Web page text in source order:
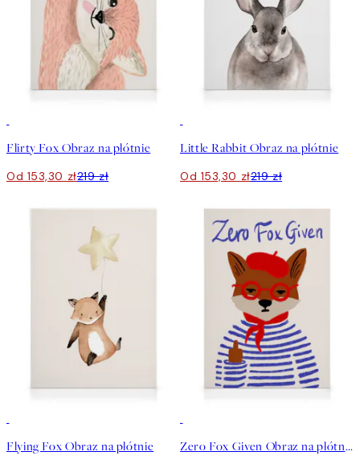
Flirty Fox Obraz na płótnie
Od 153,30 zł219 zł
Little Rabbit Obraz na płótnie
Od 153,30 zł219 zł
Flying Fox Obraz na płótnie Zero Fox Given Obraz na płótnie